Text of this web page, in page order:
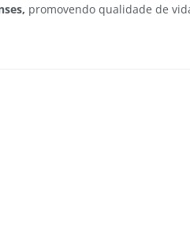
promovendo qualidade de